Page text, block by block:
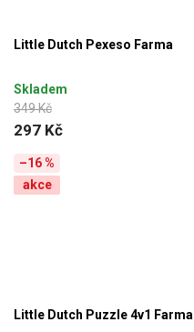
Little Dutch Pexeso Farma
349 Kč
297 Kč
Skladem
–16 %
akce
Little Dutch Puzzle 4v1 Farma